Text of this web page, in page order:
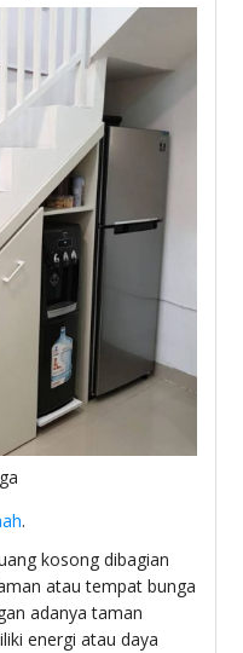
.
kosong dibagian
atau tempat bunga
adanya taman
energi atau daya